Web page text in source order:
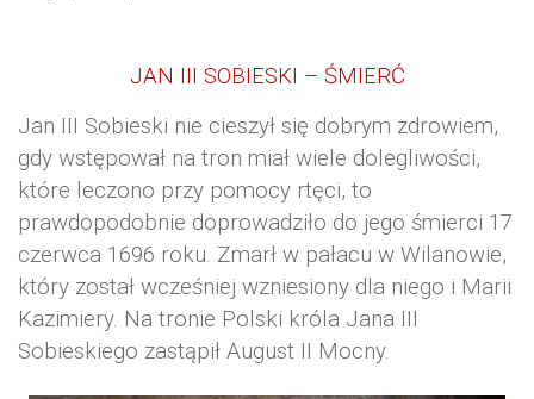
JAN III SOBIESKI – ŚMIERĆ
Jan III Sobieski nie cieszył się dobrym zdrowiem,
gdy wstępował na tron miał wiele dolegliwości,
które leczono przy pomocy rtęci, to
prawdopodobnie doprowadziło do jego śmierci 17
czerwca 1696 roku. Zmarł w pałacu w Wilanowie,
który został wcześniej wzniesiony dla niego i Marii
Kazimiery. Na tronie Polski króla Jana III
Sobieskiego zastąpił August II Mocny.